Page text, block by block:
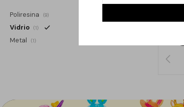
Poliresina (9)
Vidrio (1)
Metal (1)